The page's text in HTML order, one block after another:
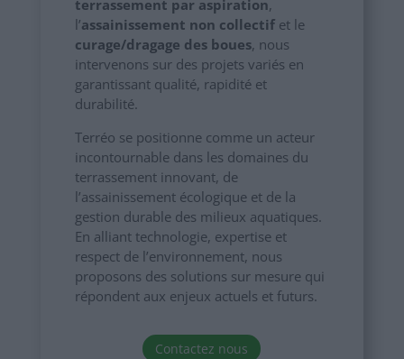
terrassement par aspiration,
l’assainissement non collectifet le
curage/dragage des boues, nous
intervenons sur des projets variés en
garantissant qualité, rapidité et
durabilité.
Terréo se positionne comme un acteur
incontournable dans les domaines du
terrassement innovant, de
l’assainissement écologique et de la
gestion durable des milieux aquatiques.
En alliant technologie, expertise et
respect de l’environnement, nous
proposons des solutions sur mesure qui
répondent aux enjeux actuels et futurs.
Contactez nous